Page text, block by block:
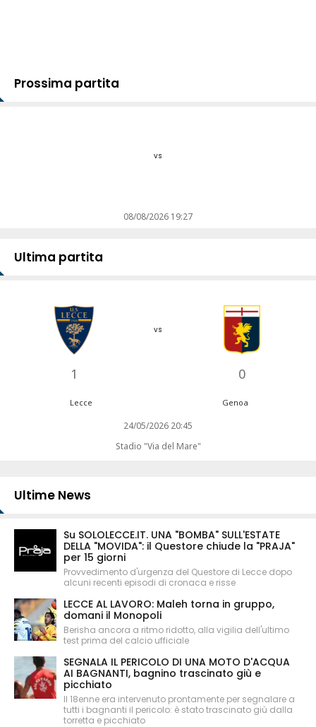
Prossima partita
vs
08/08/2026 19:27
Ultima partita
1
vs
0
Lecce Genoa
24/05/2026 20:45
Stadio "Via del Mare"
Ultime News
Su SOLOLECCE.IT. UNA "BOMBA" SULL'ESTATE
DELLA "MOVIDA": il Questore chiude la "PRAJA"
per 15 giorni
Provvedimento d'urgenza del Questore di Lecce dopo
alcuni recenti episodi di cronaca e risse
LECCE AL LAVORO: Maleh torna in gruppo,
domani il Monopoli
Berisha ancora a ritmo ridotto, alla vigilia dell'ultimo
test prima del calcio ufficiale
SEGNALA IL PERICOLO DI UNA MOTO D'ACQUA
AI BAGNANTI, bagnino trascinato giù e
picchiato
Il 18enne era intervenuto prontamente per segnalare a
tutti i bagnanti il pericolo: è stato trascinato giù dalla
torretta e picchiato